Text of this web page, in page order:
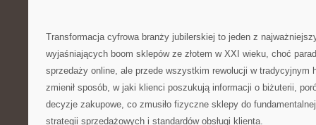
Transformacja cyfrowa branży jubilerskiej to jeden z
wyjaśniających boom sklepów ze złotem w XXI wieku, choć
sprzedaży online, ale przede wszystkim rewolucji w tradycyjnym
zmienił sposób, w jaki klienci poszukują informacji o biżuterii,
decyzje zakupowe, co zmusiło fizyczne sklepy do
strategii sprzedażowych i standardów obsługi klienta.